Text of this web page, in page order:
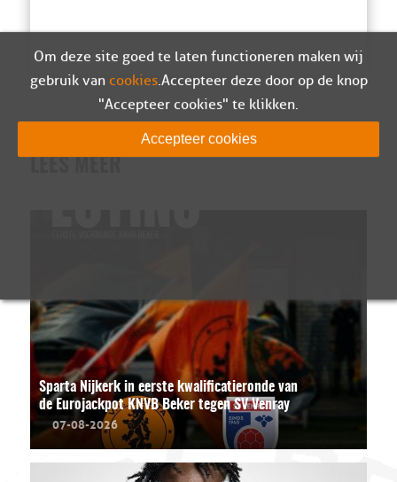
Sparta Nijkerk in eerste kwalificatieronde van
de Eurojackpot KNVB Beker tegen SV Venray
07-08-2026
Om deze site goed te laten functioneren maken wij
gebruik van cookies. Accepteer deze door op de knop
"Accepteer cookies" te klikken.
Accepteer cookies